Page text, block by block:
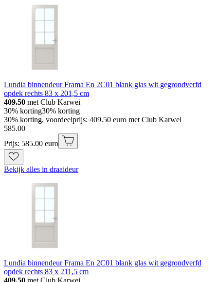
Lundia binnendeur Frama En 2C01 blank glas wit gegrondverfd
opdek rechts 83 x 201,5 cm
409.50 met Club Karwei
30% korting30% korting
30% korting, voordeelprijs: 409.50 euro met Club Karwei
585.00
Prijs: 585.00 euro
Bekijk alles in draaideur
Lundia binnendeur Frama En 2C01 blank glas wit gegrondverfd
opdek rechts 83 x 211,5 cm
409.50 met Club Karwei